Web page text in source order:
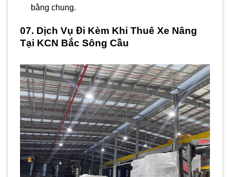
bằng chung.
07. Dịch Vụ Đi Kèm Khi Thuê Xe Nâng
Tại KCN Bắc Sông Cầu